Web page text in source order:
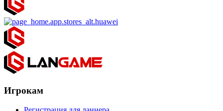
Игрокам